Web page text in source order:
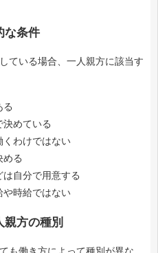
な条件
ている場合、一人親方に該当す
る
めている
くわけではない
める
自分で用意する
や時給ではない
方の種別